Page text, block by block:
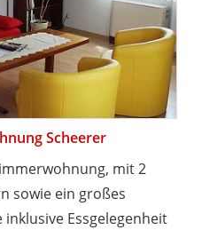
Scheerer
mit 2
sowie ein großes
Essgelegenheit